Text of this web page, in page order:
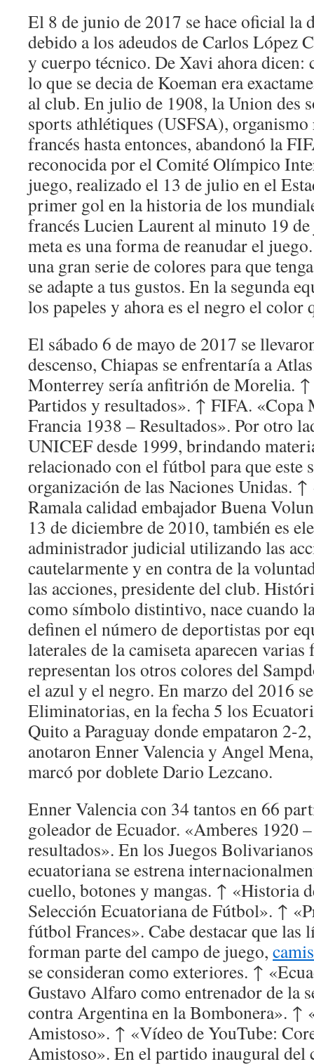
El 8 de junio de 2017 se hace oficial la
debido a los adeudos de Carlos López
y cuerpo técnico. De Xavi ahora dicen:
lo que se decia de Koeman era
al club. En julio de 1908, la Union des
sports athlétiques (USFSA),
francés hasta entonces, abandonó la
reconocida por el Comité Olímpico
juego, realizado el 13 de julio en el
primer gol en la historia de los
francés Lucien Laurent al minuto 19 de
meta es una forma de reanudar el
una gran serie de colores para que
se adapte a tus gustos. En la segunda
los papeles y ahora es el negro el color
El sábado 6 de mayo de 2017 se
descenso, Chiapas se enfrentaría a
Monterrey sería anfitrión de Morelia.
Partidos y resultados». ↑ FIFA. «Copa
Francia 1938 – Resultados». Por otro
UNICEF desde 1999, brindando
relacionado con el fútbol para que este
organización de las Naciones Unidas.
Ramala calidad embajador Buena
13 de diciembre de 2010, también es
administrador judicial utilizando las
cautelarmente y en contra de la
las acciones, presidente del club.
como símbolo distintivo, nace cuando
definen el número de deportistas por
laterales de la camiseta aparecen
representan los otros colores del
el azul y el negro. En marzo del 2016
Eliminatorias, en la fecha 5 los
Quito a Paraguay donde empataron 2-
anotaron Enner Valencia y Angel
marcó por doblete Dario Lezcano.
Enner Valencia con 34 tantos en 66
goleador de Ecuador. «Amberes 1920
resultados». En los Juegos
ecuatoriana se estrena
cuello, botones y mangas. ↑ «Historia
Selección Ecuatoriana de Fútbol». ↑
fútbol Frances». Cabe destacar que las
forman parte del campo de juego,
se consideran como exteriores. ↑
Gustavo Alfaro como entrenador de la
contra Argentina en la Bombonera». ↑
Amistoso». ↑ «Vídeo de YouTube:
Amistoso». En el partido inaugural del